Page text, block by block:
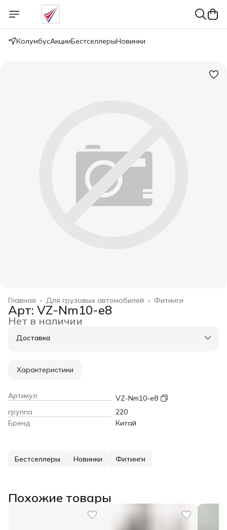
КолумбусАкцииБестселлерыНовинки
Фитинги
Для грузовых автомобилей ›
Главная ›
Арт: VZ-Nm10-e8
Нет в наличии
Доставка
Характеристики
Артикул
VZ-Nm10-e8
группа
220
Бренд
Китай
Бестселлеры Новинки Фитинги
Похожие товары